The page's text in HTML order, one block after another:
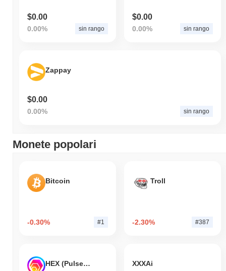
$0.00
0.00% sin rango
$0.00
0.00% sin rango
Zappay
$0.00
0.00% sin rango
Monete popolari
Bitcoin
-0.30% #1
Troll
-2.30% #387
HEX (Pulsechain) XXXAi